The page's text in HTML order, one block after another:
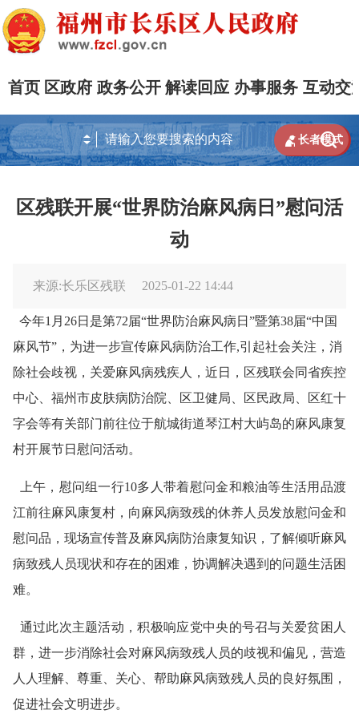
首页 区政府 政务公开 解读回应 办事服务 互动交

 长者模式
区残联开展“世界防治麻风病日”慰问活
动
来源:长乐区残联 2025-01-22 14:44
今年1月26日是第72届“世界防治麻风病日”暨第38届“中国
麻风节”，为进一步宣传麻风病防治工作,引起社会关注，消
除社会歧视，关爱麻风病残疾人，近日，区残联会同省疾控
中心、福州市皮肤病防治院、区卫健局、区民政局、区红十
字会等有关部门前往位于航城街道琴江村大屿岛的麻风康复
村开展节日慰问活动。
上午，慰问组一行10多人带着慰问金和粮油等生活用品渡
江前往麻风康复村，向麻风病致残的休养人员发放慰问金和
慰问品，现场宣传普及麻风病防治康复知识，了解倾听麻风
病致残人员现状和存在的困难，协调解决遇到的问题生活困
难。
通过此次主题活动，积极响应党中央的号召与关爱贫困人
群，进一步消除社会对麻风病致残人员的歧视和偏见，营造
人人理解、尊重、关心、帮助麻风病致残人员的良好氛围，
促进社会文明进步。